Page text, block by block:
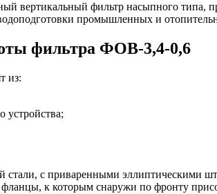
вертикальный фильтр насыпного типа,
промышленных и
фильтра ФОВ-3,4-0,6
из:
устройства;
стали, с приваренными
к которым снаружи по фронту